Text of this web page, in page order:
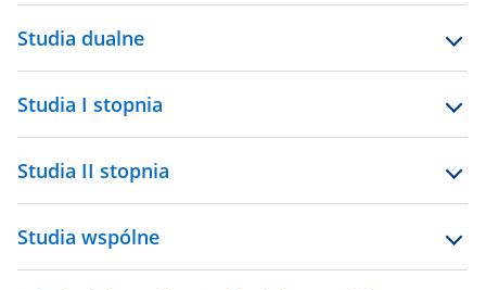
Studia dualne
Studia I stopnia
Studia II stopnia
Studia wspólne